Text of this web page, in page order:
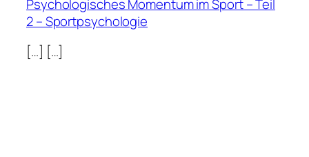
Psychologisches Momentum im Sport – Teil
2 – Sportpsychologie
[…] […]